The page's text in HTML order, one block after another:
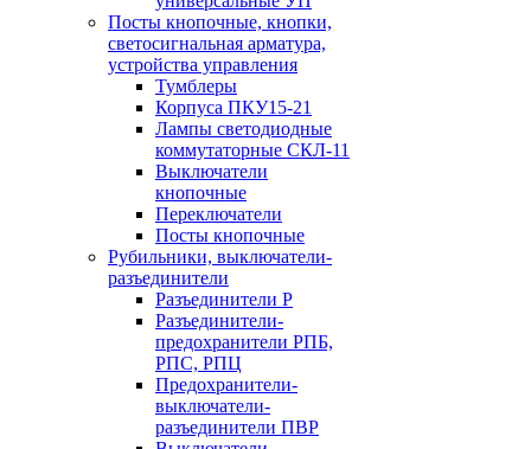
Посты кнопочные, кнопки,
светосигнальная арматура,
устройства управления
Тумблеры
Корпуса ПКУ15-21
Лампы светодиодные
коммутаторные СКЛ-11
Выключатели
кнопочные
Переключатели
Посты кнопочные
Рубильники, выключатели-
разъединители
Разъединители Р
Разъединители-
предохранители РПБ,
РПС, РПЦ
Предохранители-
выключатели-
разъединители ПВР